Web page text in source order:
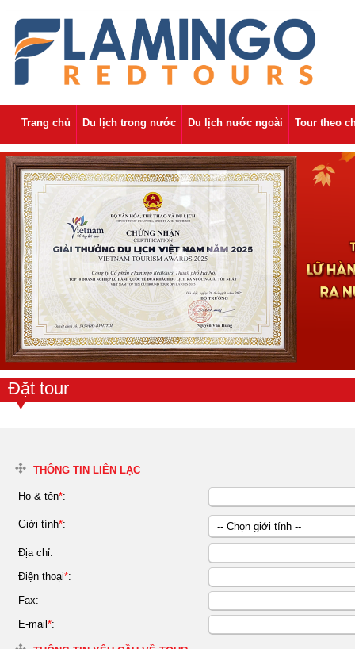
Trang chủ Du lịch trong nước Du lịch nước ngoài Tour theo
Đặt tour
THÔNG TIN LIÊN LẠC
Họ & tên*:
Giới tính*:
-- Chọn giới tính --
Địa chỉ:
Điện thoại*:
Fax:
E-mail *: